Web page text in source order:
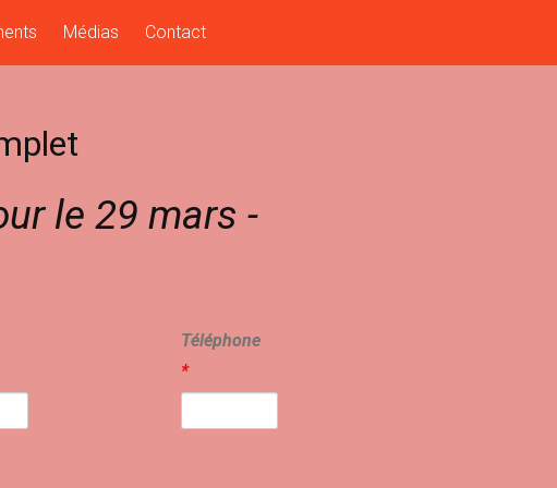
Médias Contact
le 29 mars -
Téléphone
*